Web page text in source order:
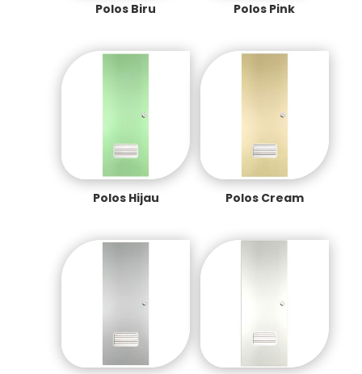
Polos Biru Polos Pink
Polos Hijau Polos Cream